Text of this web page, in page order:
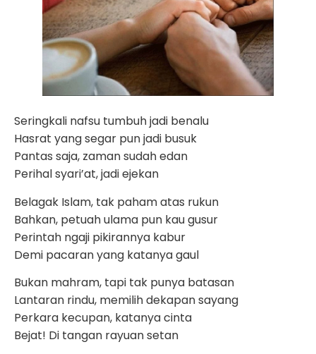
Seringkali nafsu tumbuh jadi benalu
Hasrat yang segar pun jadi busuk
Pantas saja, zaman sudah edan
Perihal syari’at, jadi ejekan
Belagak Islam, tak paham atas rukun
Bahkan, petuah ulama pun kau gusur
Perintah ngaji pikirannya kabur
Demi pacaran yang katanya gaul
Bukan mahram, tapi tak punya batasan
Lantaran rindu, memilih dekapan sayang
Perkara kecupan, katanya cinta
Bejat! Di tangan rayuan setan